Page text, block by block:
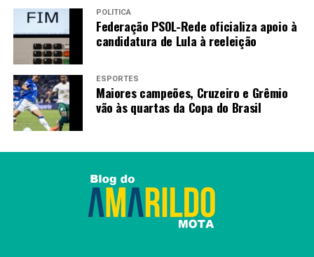
POLÍTICA
Federação PSOL-Rede oficializa apoio à
candidatura de Lula à reeleição
ESPORTES
Maiores campeões, Cruzeiro e Grêmio
vão às quartas da Copa do Brasil